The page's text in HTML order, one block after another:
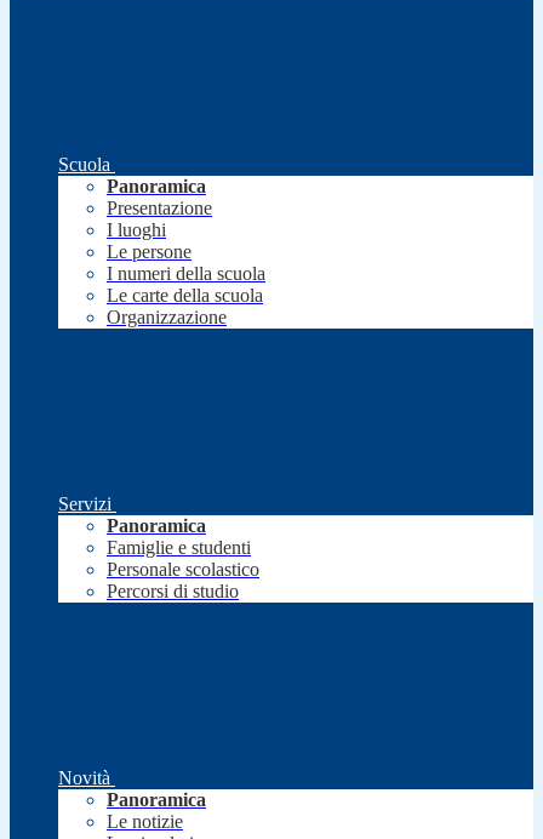
Scuola
Panoramica
Presentazione
I luoghi
Le persone
I numeri della scuola
Le carte della scuola
Organizzazione
Servizi
Panoramica
Famiglie e studenti
Personale scolastico
Percorsi di studio
Novità
Panoramica
Le notizie